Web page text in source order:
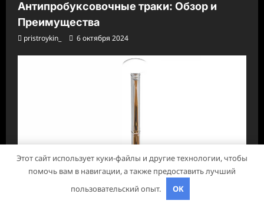
Антипробуксовочные траки: Обзор и
Преимущества
pristroykin_ 6 октября 2024
Этот сайт использует куки-файлы и другие технологии, чтобы
помочь вам в навигации, а также предоставить лучший
пользовательский опыт.
OK